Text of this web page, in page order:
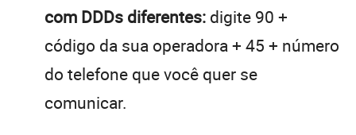
com DDDs diferentes: digite 90 +
código da sua operadora + 45 + número
do telefone que você quer se
comunicar.